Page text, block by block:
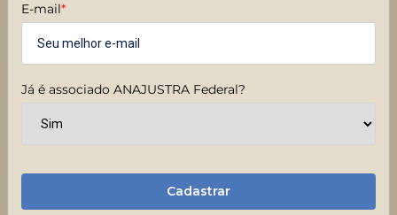
E-mail*
Já é associado ANAJUSTRA Federal?
Cadastrar